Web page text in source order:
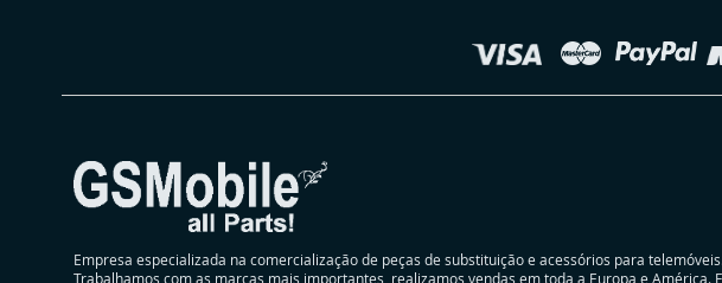
Empresa especializada na comercialização de peças de substituição e acessórios para
Trabalhamos com as marcas mais importantes, realizamos vendas em toda a Europa e América.